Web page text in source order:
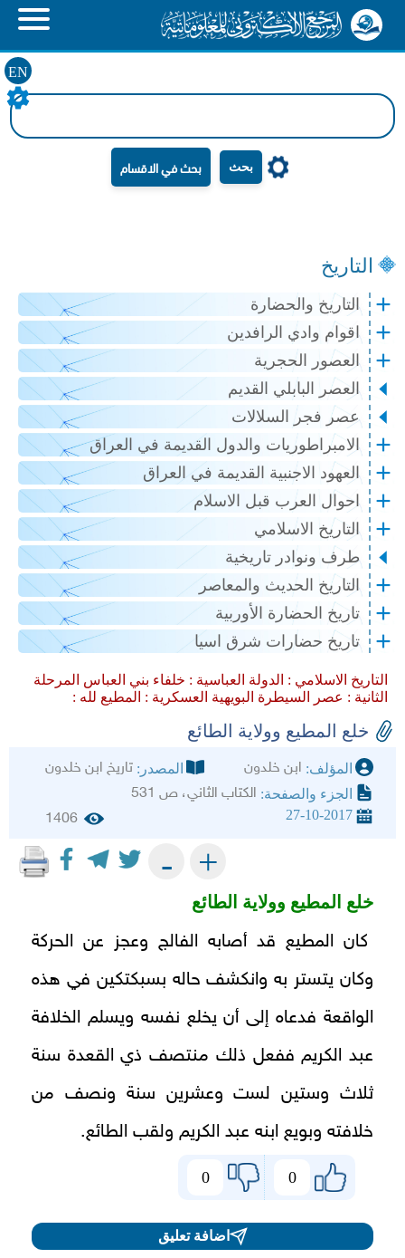
EN
بحث
التاريخ
التاريخ والحضارة
اقوام وادي الرافدين
العصور الحجرية
العصر البابلي القديم
عصر فجر السلالات
الامبراطوريات والدول القديمة في العراق
العهود الاجنبية القديمة في العراق
احوال العرب قبل الاسلام
التاريخ الاسلامي
طرف ونوادر تاريخية
التاريخ الحديث والمعاصر
تاريخ الحضارة الأوربية
تاريخ حضارات شرق اسيا
التاريخ الاسلامي : الدولة العباسية : خلفاء بني العباس المرحلة
الثانية : عصر السيطرة البويهية العسكرية : المطيع لله :
خلع المطيع وولاية الطائع
المؤلف: ابن خلدون المصدر: تاريخ ابن خلدون
الجزء والصفحة: الكتاب الثاني، ص 531
27-10-2017
1406
+
-
خلع المطيع وولاية الطائع
كان المطيع قد أصابه الفالج وعجز عن الحركة
وكان يتستر به وانكشف حاله بسبكتكين في هذه
الواقعة فدعاه إلى أن يخلع نفسه ويسلم الخلافة
عبد الكريم ففعل ذلك منتصف ذي القعدة سنة
ثلاث وستين لست وعشرين سنة ونصف من
خلافته وبويع ابنه عبد الكريم ولقب الطائع.
0
0
اضافة تعليق